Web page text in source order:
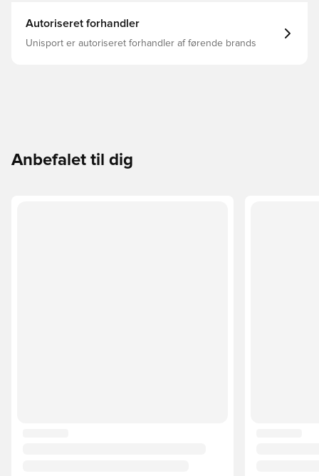
Autoriseret forhandler
Unisport er autoriseret forhandler af førende brands
Anbefalet til dig